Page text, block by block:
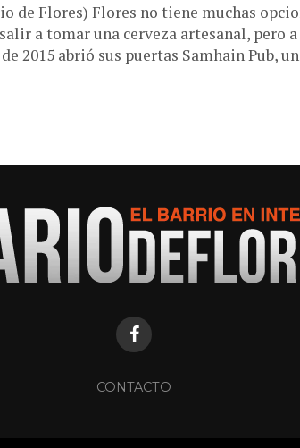
de Flores) Flores no tiene muchas
a tomar una cerveza artesanal, pero a
2015 abrió sus puertas Samhain Pub,
CONTACTO